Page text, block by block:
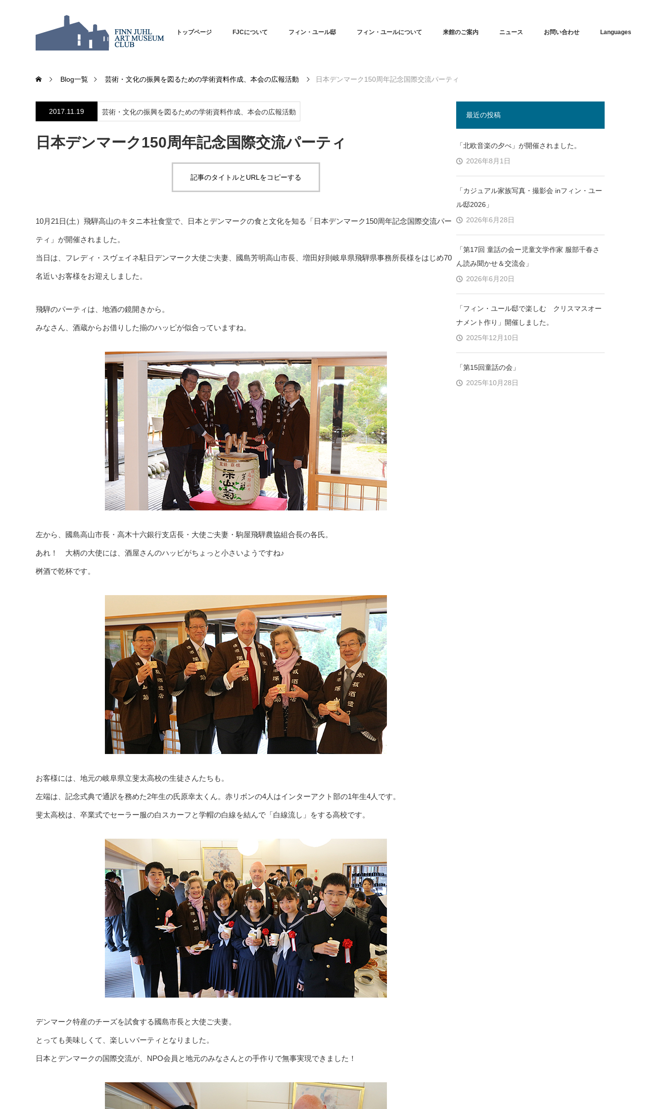
トップページ FJCについて フィン・ユール邸 フィン・ユールについて 来館のご案内 ニュース お問い合わせ Languages
Blog一覧 芸術・文化の振興を図るための学術資料作成、本会の広報活動 日本デンマーク150周年記念国際交流パーティ
2017.11.19 芸術・文化の振興を図るための学術資料作成、本会の広報活動
日本デンマーク150周年記念国際交流パーティ
記事のタイトルとURLをコピーする
10月21日(土）飛騨高山のキタニ本社食堂で、日本とデンマークの食と文化を知る「日本デンマーク150周年記念国際交流パー
ティ」が開催されました。
当日は、フレディ・スヴェイネ駐日デンマーク大使ご夫妻、國島芳明高山市長、増田好則岐阜県飛騨県事務所長様をはじめ70
名近いお客様をお迎えしました。
飛騨のパーティは、地酒の鏡開きから。
みなさん、酒蔵からお借りした揃のハッピが似合っていますね。
左から、國島高山市長・高木十六銀行支店長・大使ご夫妻・駒屋飛騨農協組合長の各氏。
あれ！ 大柄の大使には、酒屋さんのハッピがちょっと小さいようですね♪
桝酒で乾杯です。
お客様には、地元の岐阜県立斐太高校の生徒さんたちも。
左端は、記念式典で通訳を務めた2年生の氏原幸太くん。赤リボンの4人はインターアクト部の1年生4人です。
斐太高校は、卒業式でセーラー服の白スカーフと学帽の白線を結んで「白線流し」をする高校です。
デンマーク特産のチーズを試食する國島市長と大使ご夫妻。
とっても美味しくて、楽しいパーティとなりました。
日本とデンマークの国際交流が、NPO会員と地元のみなさんとの手作りで無事実現できました！
最近の投稿
「北欧音楽の夕べ」が開催されました。
2026年8月1日
「カジュアル家族写真・撮影会 inフィン・ユー
ル邸2026」
2026年6月28日
「第17回 童話の会ー児童文学作家 服部千春さ
ん読み聞かせ＆交流会」
2026年6月20日
「フィン・ユール邸で楽しむ クリスマスオー
ナメント作り」開催しました。
2025年12月10日
「第15回童話の会」
2025年10月28日